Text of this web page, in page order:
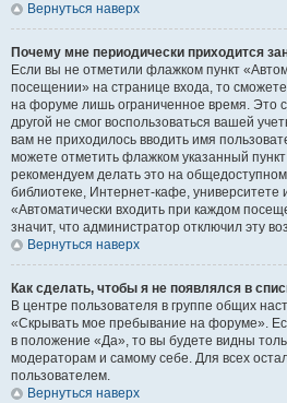
Вернуться наверх
Почему мне периодически приходится
Если вы не отметили флажком пункт
посещении» на странице входа, то
на форуме лишь ограниченное время. Это
другой не смог воспользоваться вашей
вам не приходилось вводить имя
можете отметить флажком указанный
рекомендуем делать это на
библиотеке, Интернет-кафе, университете
«Автоматически входить при каждом
значит, что администратор отключил эту
Вернуться наверх
Как сделать, чтобы я не появлялся в
В центре пользователя в группе общих
«Скрывать мое пребывание на форуме».
в положение «Да», то вы будете видны
модераторам и самому себе. Для всех
пользователем.
Вернуться наверх